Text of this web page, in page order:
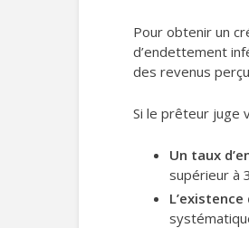
Pour obtenir un
d’endettement
des revenus
Si le prêteur juge
Un taux
supérieur à